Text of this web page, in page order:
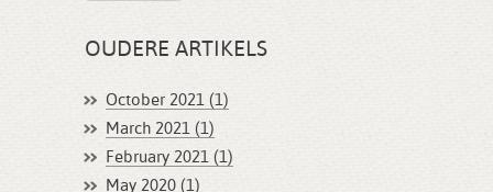
OUDERE ARTIKELS
October 2021 (1)
March 2021 (1)
February 2021 (1)
May 2020 (1)